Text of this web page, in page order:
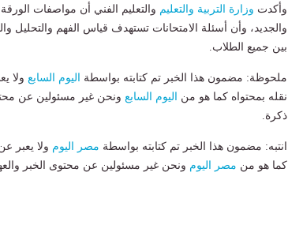
وأكدت وزارة التربية والتعليم والتعليم الفني أن مواصفات الورقة
والجديد، وأن أسئلة الامتحانات تستهدف قياس الفهم والتحليل
بين جميع الطلاب.
ملحوظة: مضمون هذا الخبر تم كتابته بواسطة اليوم السابع ولا
نقله بمحتواه كما هو من اليوم السابع ونحن غير مسئولين عن
ذكرة.
انتبه: مضمون هذا الخبر تم كتابته بواسطة مصر اليوم ولا يعبر
كما هو من مصر اليوم ونحن غير مسئولين عن محتوى الخبر